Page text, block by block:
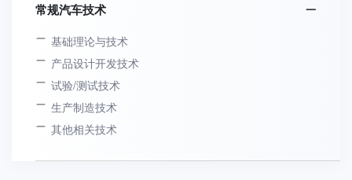
常规汽车技术
基础理论与技术
产品设计开发技术
试验/测试技术
生产制造技术
其他相关技术